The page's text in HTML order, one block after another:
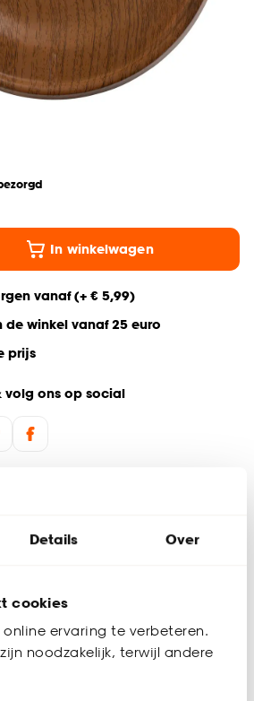
Details Over
cookies
ervaring te verbeteren.
noodzakelijk, terwijl andere
In winkelwagen
vanaf (+ € 5,99)
de winkel vanaf 25 euro
prijs
volg ons op social
woonkamer
(niet meegeleverd)
analoge klok heeft een stijlvol en
gouden wijzers. Met een
deze wand klok compact en ideaal
is gemaakt van aardewerk
een luxe, sfeervol accent in de